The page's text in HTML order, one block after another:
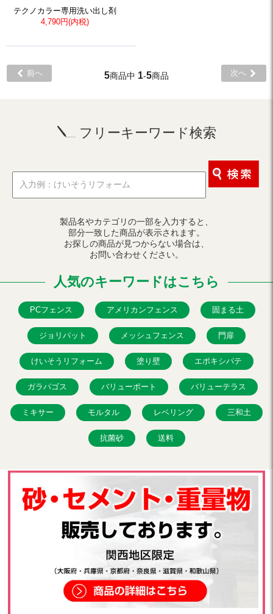
テクノカラー専用洗い出し剤
4,790円(内税)
前へ 5商品中 1-5商品 次へ
フリーキーワード検索
製品名やカテゴリの一部を入力すると、
部分一致した商品が表示されます。
お探しの商品が見つからない場合は、
お問い合わせください。
人気のキーワードはこちら
PCフェンス アメリカンフェンス 固まる土
ジョリパット メッシュフェンス 門扉
けいそうリフォーム 塗り壁 エポキシパテ
ガラパゴス バリューポート バリューテラス
ミキサー モルタル レベリング 三和土
抗菌砂 送料